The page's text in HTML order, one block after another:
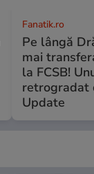
Fanatik.ro
Pe lângă
mai
la FCSB!
retrogradat
Update